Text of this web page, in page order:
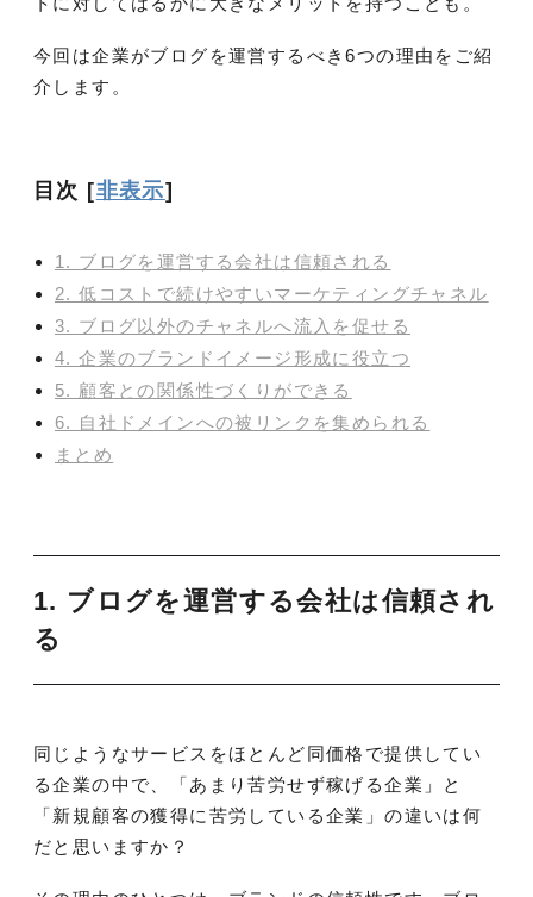
今回は企業がブログを運営するべき6つの理由をご紹
介します。
目次 [非表示]
1. ブログを運営する会社は信頼される
2. 低コストで続けやすいマーケティングチャネル
3. ブログ以外のチャネルへ流入を促せる
4. 企業のブランドイメージ形成に役立つ
5. 顧客との関係性づくりができる
6. 自社ドメインへの被リンクを集められる
まとめ
1. ブログを運営する会社は信頼され
る
同じようなサービスをほとんど同価格で提供してい
る企業の中で、「あまり苦労せず稼げる企業」と
「新規顧客の獲得に苦労している企業」の違いは何
だと思いますか？